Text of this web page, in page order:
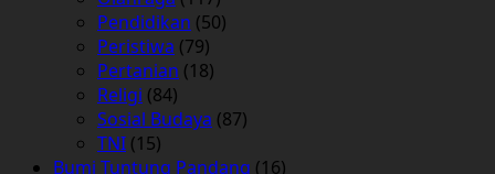
Pendidikan (50)
Peristiwa (79)
Pertanian (18)
Religi (84)
Sosial Budaya (87)
TNI (15)
Bumi Tuntung Pandang (16)